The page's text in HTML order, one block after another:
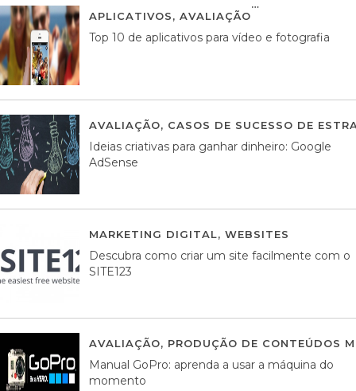
APLICATIVOS, AVALIAÇÃO
Top 10 de aplicativos para vídeo e fotografia
AVALIAÇÃO, CASOS DE SUCESSO DE
Ideias criativas para ganhar dinheiro: Google
AdSense
MARKETING DIGITAL, WEBSITES
Descubra como criar um site facilmente com o
SITE123
AVALIAÇÃO, PRODUÇÃO DE CONTEÚDOS
Manual GoPro: aprenda a usar a máquina do
momento